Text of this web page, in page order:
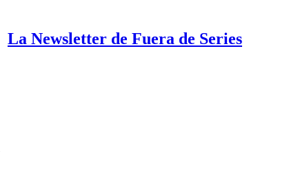
La Newsletter de Fuera de Series